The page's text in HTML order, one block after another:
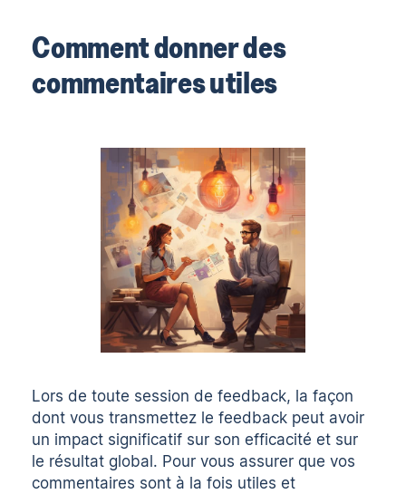
Comment donner des
commentaires utiles
Lors de toute session de feedback, la façon
dont vous transmettez le feedback peut avoir
un impact significatif sur son efficacité et sur
le résultat global. Pour vous assurer que vos
commentaires sont à la fois utiles et